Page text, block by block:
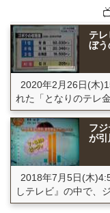
テ
ぼう
2020年2月26日(木
れた「となりのテレ金
フ
が引
2018年7月5日(木
しテレビ』の中で、ジ